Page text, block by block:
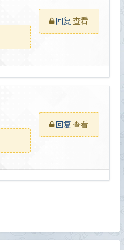
回复查看
回复查看